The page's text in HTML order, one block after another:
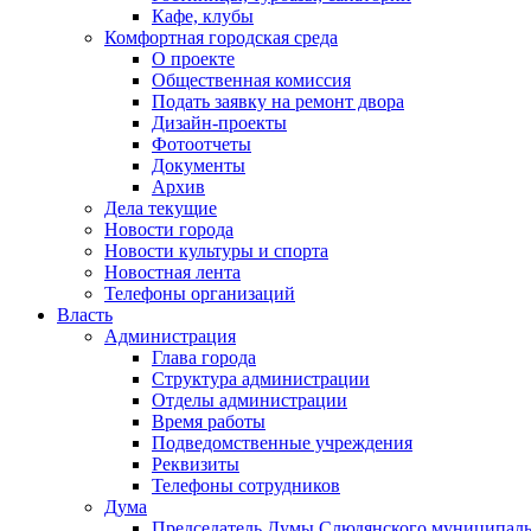
Кафе, клубы
Комфортная городская среда
О проекте
Общественная комиссия
Подать заявку на ремонт двора
Дизайн-проекты
Фотоотчеты
Документы
Архив
Дела текущие
Новости города
Новости культуры и спорта
Новостная лента
Телефоны организаций
Власть
Администрация
Глава города
Структура администрации
Отделы администрации
Время работы
Подведомственные учреждения
Реквизиты
Телефоны сотрудников
Дума